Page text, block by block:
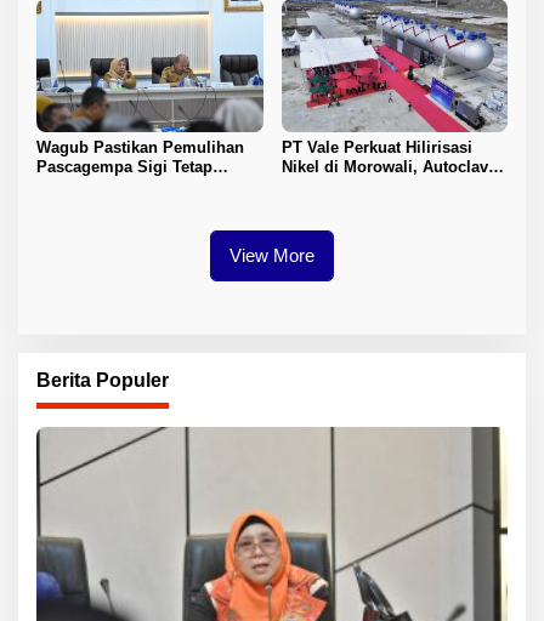
Wagub Pastikan Pemulihan
Pascagempa Sigi Tetap
PT Vale Perkuat Hilirisasi
Nikel di Morowali, Autoclave
View More
Berita Populer